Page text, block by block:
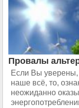
Провалы
Если Вы уверены,
наше всё, то,
неожиданно